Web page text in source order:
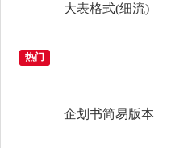
大表格式(细流)
热门
企划书简易版本